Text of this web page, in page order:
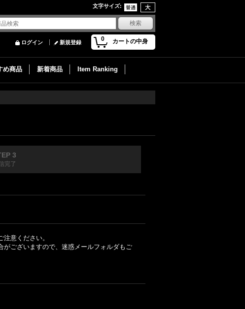
文字サイズ:
0 カートの中身
ログイン 新規登録
め商品 新着商品 Item Ranking
3
完了
意ください。
がございますので、迷惑メールフォルダもご